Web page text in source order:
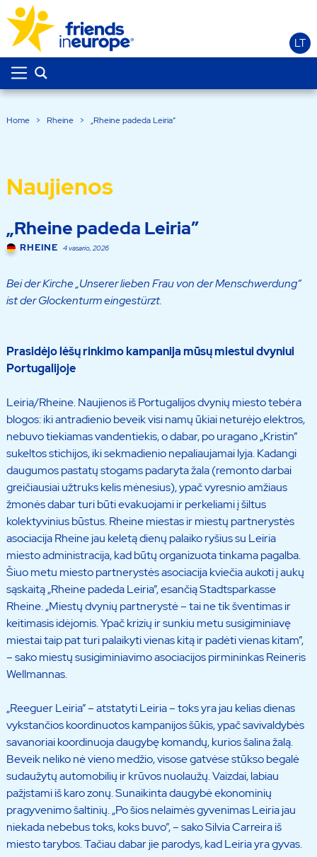
LT
Home > Rheine > „Rheine padeda Leiria”
Naujienos
„Rheine padeda Leiria”
RHEINE 4 vasario, 2026
Bei der Kirche „Unserer lieben Frau von der Menschwerdung“
ist der Glockenturm eingestürzt.
Prasidėjo lėšų rinkimo kampanija mūsų miestui dvyniui
Portugalijoje
Leiria/Rheine. Naujienos iš Portugalijos dvynių miesto tebėra
blogos: iki antradienio beveik visi namų ūkiai neturėjo elektros,
nebuvo tiekiamas vandentiekis, o dabar, po uragano „Kristin”
sukeltos stichijos, iki sekmadienio nepaliaujamai lyja. Kadangi
daugumos pastatų stogams padaryta žala (remonto darbai
greičiausiai užtruks kelis mėnesius), ypač vyresnio amžiaus
žmonės dabar turi būti evakuojami ir perkeliami į šiltus
kolektyvinius būstus. Rheine miestas ir miestų partnerystės
asociacija Rheine jau keletą dienų palaiko ryšius su Leiria
miesto administracija, kad būtų organizuota tinkama pagalba.
Šiuo metu miesto partnerystės asociacija kviečia aukoti į aukų
sąskaitą „Rheine padeda Leiria”, esančią Stadtsparkasse
Rheine. „Miestų dvynių partnerystė – tai ne tik šventimas ir
keitimasis idėjomis. Ypač krizių ir sunkiu metu susigiminiavę
miestai taip pat turi palaikyti vienas kitą ir padėti vienas kitam”,
– sako miestų susigiminiavimo asociacijos pirmininkas Reineris
Wellmannas.
„Reeguer Leiria” – atstatyti Leiria – toks yra jau kelias dienas
vykstančios koordinuotos kampanijos šūkis, ypač savivaldybės
savanoriai koordinuoja daugybę komandų, kurios šalina žalą.
Beveik neliko nė vieno medžio, visose gatvėse stūkso begalė
sudaužytų automobilių ir krūvos nuolaužų. Vaizdai, labiau
pažįstami iš karo zonų. Sunaikinta daugybė ekonominių
pragyvenimo šaltinių. „Po šios nelaimės gyvenimas Leiria jau
niekada nebebus toks, koks buvo”, – sako Silvia Carreira iš
miesto tarybos. Tačiau dabar jie parodys, kad Leiria yra gyvas.